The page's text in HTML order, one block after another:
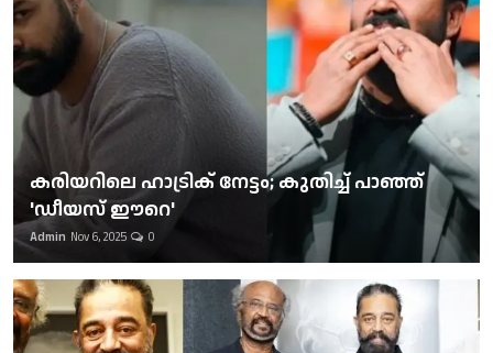
കരിയറിലെ ഹാട്രിക് നേട്ടം; കുതിച്ച് പാഞ്ഞ്
'ഡീയസ് ഈറെ'
Admin Nov 6, 2025 0